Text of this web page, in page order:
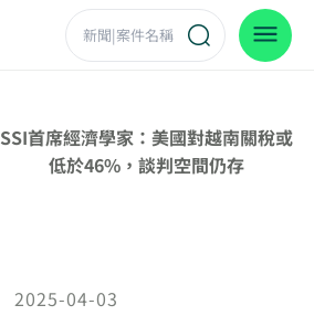
SSI首席經濟學家：美國對越南關稅或
低於46%，談判空間仍存
2025-04-03